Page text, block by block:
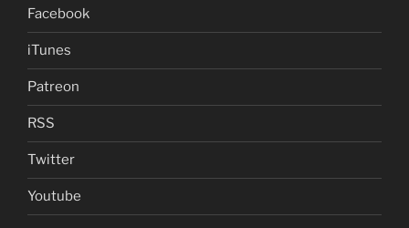
Facebook
iTunes
Patreon
RSS
Twitter
Youtube